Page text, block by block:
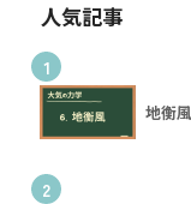
人気記事
1
地衡
2